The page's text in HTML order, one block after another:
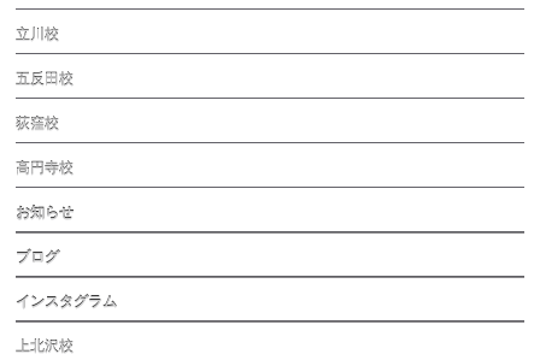
立川校
五反田校
荻窪校
高円寺校
お知らせ
ブログ
インスタグラム
上北沢校